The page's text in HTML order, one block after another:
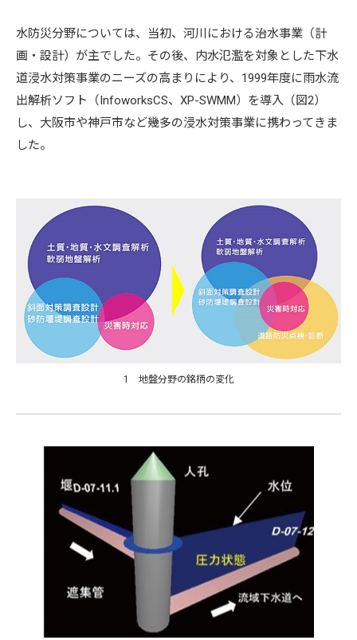
水防災分野については、当初、河川における治水事業（計
画・設計）が主でした。その後、内水氾濫を対象とした下水
道浸水対策事業のニーズの高まりにより、1999年度に雨水流
出解析ソフト（InfoworksCS、XP-SWMM）を導入（図2）
し、大阪市や神戸市など幾多の浸水対策事業に携わってきま
した。
1 地盤分野の銘柄の変化